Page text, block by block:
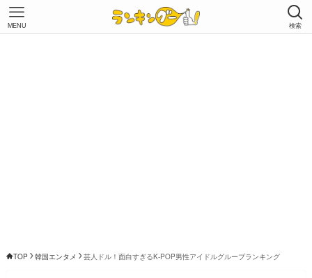
検索
MENU
TOP 韓国エンタメ 芸人ドル！面白すぎるK-POP男性アイドルグループランキング